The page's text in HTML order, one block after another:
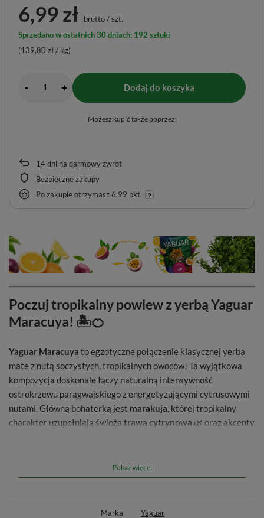
14dni na darmowy zwrot
Bezpieczne zakupy
Po zakupie otrzymasz6.99 pkt.
6,99 zł brutto/szt.
Sprzedano w ostatnich 30 dniach: 192 sztuki
(139,80 zł / kg)
- + Dodaj do koszyka
Możesz kupić także poprzez:
Poczuj tropikalny powiew z yerbą Yaguar
Maracuya! 🏝️🍊
Yaguar Maracuya to egzotyczne połączenie klasycznej yerba
mate z nutą soczystych, tropikalnych owoców! Ta wyjątkowa
kompozycja doskonale łączy naturalną intensywność
ostrokrzewu paragwajskiego z energetyzującymi cytrusowymi
nutami. Główną bohaterką jest marakuja, której tropikalny
charakter uzupełniają świeża trawa cytrynowa 🌿 oraz akcenty
kwaskowatością cytrusów, sprawia, że napar z
Pokaż więcej
Marka
Yaguar